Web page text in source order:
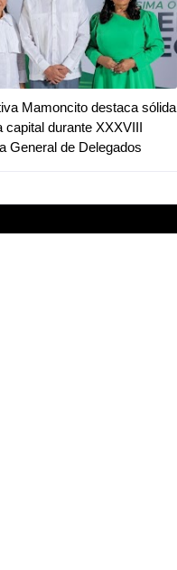
Mamoncito destaca sólida
capital durante XXXVIII
General de Delegados